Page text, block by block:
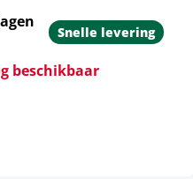
Snelle levering
beschikbaar